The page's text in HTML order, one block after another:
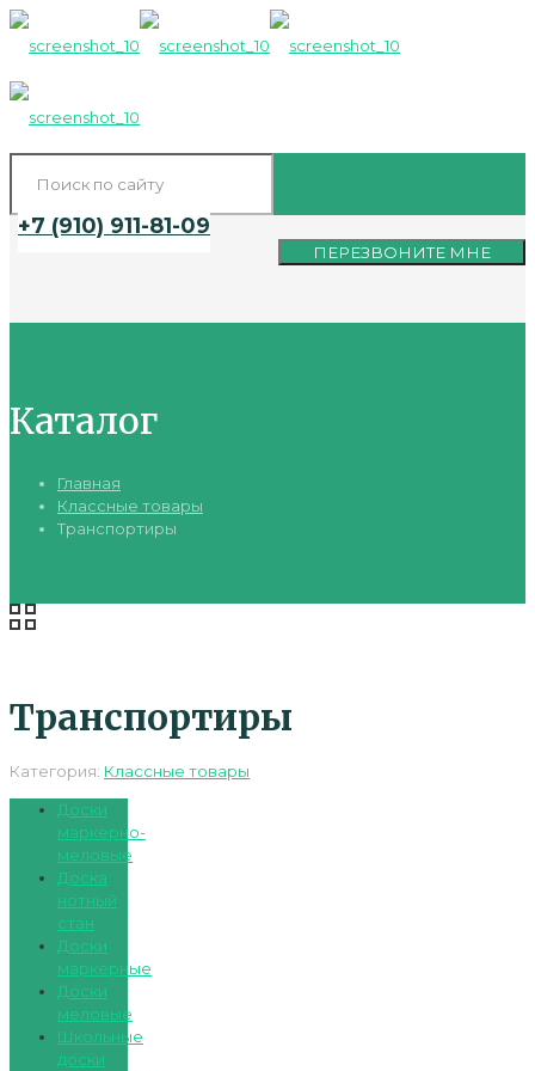
+7 (910) 911-81-09
ПЕРЕЗВОНИТЕ МНЕ
Каталог
Главная
Классные товары
Транспортиры
Транспортиры
Категория: Классные товары
Доски
маркерно-
меловые
Доска
нотный
стан
Доски
маркерные
Доски
меловые
Школьные
доски